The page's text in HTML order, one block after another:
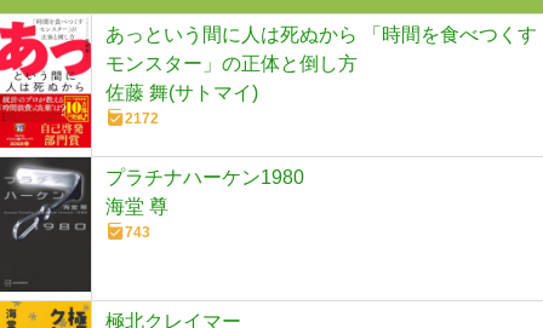
あっという間に人は死ぬから 「時間を食べつくす
モンスター」の正体と倒し方
佐藤 舞(サトマイ)
2172
プラチナハーケン1980
海堂 尊
743
極北クレイマー